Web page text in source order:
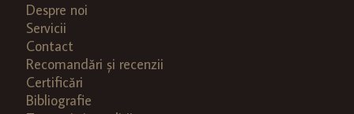
Despre noi
Servicii
Contact
Recomandări și recenzii
Certificări
Bibliografie